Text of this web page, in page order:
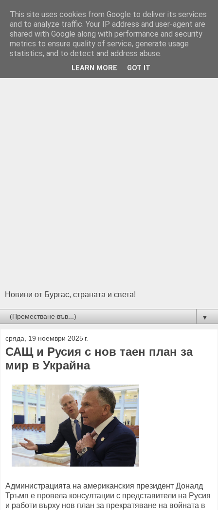
Новини от Бургас, страната и света!
▼
сряда, 19 ноември 2025 г.
САЩ и Русия с нов таен план за
мир в Украйна
Администрацията на американския президент Доналд
Тръмп е провела консултации с представители на Русия
и работи върху нов план за прекратяване на войната в
This site uses cookies from Google to deliver its services
and to analyze traffic. Your IP address and user-agent are
shared with Google along with performance and security
metrics to ensure quality of service, generate usage
statistics, and to detect and address abuse.
LEARN MORE GOT IT